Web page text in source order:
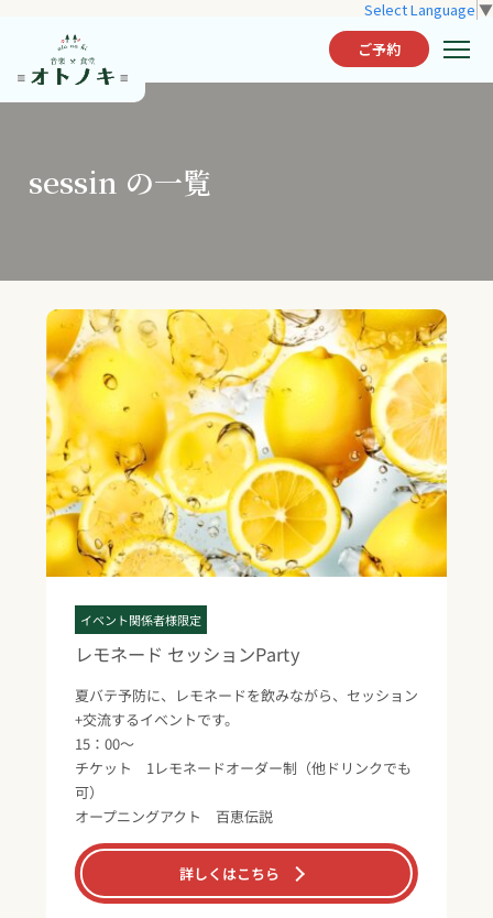
Select Language ▼
ご予約
sessin の一覧
イベント関係者様限定
レモネード セッションParty
夏バテ予防に、レモネードを飲みながら、セッション
+交流するイベントです。
15：00～
チケット 1レモネードオーダー制（他ドリンクでも
可）
オープニングアクト 百恵伝説
詳しくはこちら